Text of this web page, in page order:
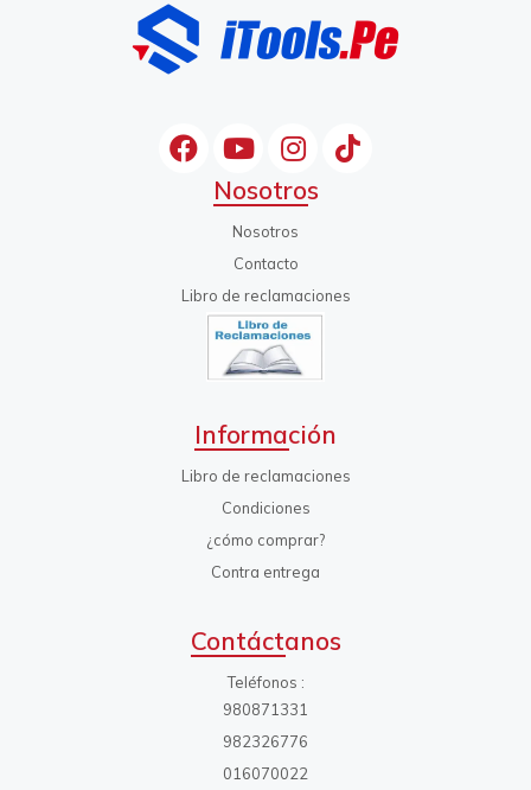
Nosotros
Nosotros
Contacto
Libro de reclamaciones
Información
Libro de reclamaciones
Condiciones
¿cómo comprar?
Contra entrega
Contáctanos
Teléfonos
980871331
982326776
016070022